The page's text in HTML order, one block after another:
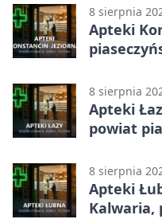
8 sierpnia
Apteki
8 sierpnia
Apteki
powiat
8 sierpnia
Apteki
Kalwaria,